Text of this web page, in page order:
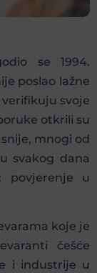
se 1994.
poslao lažne
svoje
otkrili su
mnogi od
svakog dana
povjerenje u
koje je
češće
i industrije u